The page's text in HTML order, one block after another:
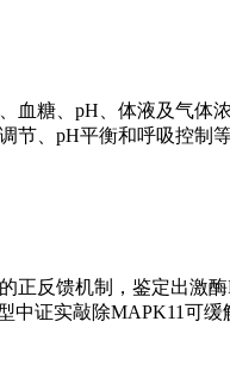
血糖、pH、体液及气
节、pH平衡和呼吸控制
正反馈机制，鉴定出激
证实敲除MAPK11可